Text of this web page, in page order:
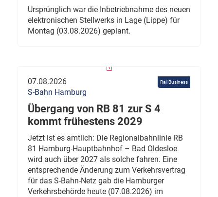
Ursprünglich war die Inbetriebnahme des neuen
elektronischen Stellwerks in Lage (Lippe) für
Montag (03.08.2026) geplant.
Rail Business
07.08.2026
S-Bahn Hamburg
Übergang von RB 81 zur S 4
kommt frühestens 2029
Jetzt ist es amtlich: Die Regionalbahnlinie RB
81 Hamburg-Hauptbahnhof – Bad Oldesloe
wird auch über 2027 als solche fahren. Eine
entsprechende Änderung zum Verkehrsvertrag
für das S-Bahn-Netz gab die Hamburger
Verkehrsbehörde heute (07.08.2026) im